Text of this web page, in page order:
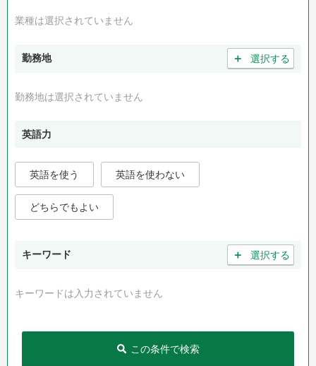
業種は選択されていません
勤務地 ＋ 選択する
勤務地は選択されていません
英語力
英語を使う 英語を使わない
どちらでもよい
キーワード ＋ 選択する
キーワードは入力されていません
この条件で検索